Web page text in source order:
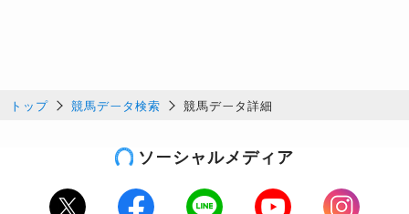
トップ 競馬データ検索 競馬データ詳細
ソーシャルメディア